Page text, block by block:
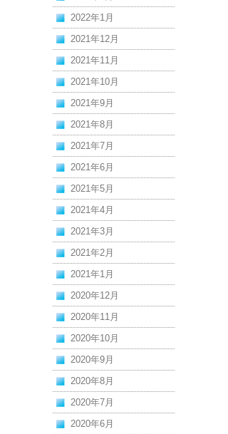
2022年1月
2021年12月
2021年11月
2021年10月
2021年9月
2021年8月
2021年7月
2021年6月
2021年5月
2021年4月
2021年3月
2021年2月
2021年1月
2020年12月
2020年11月
2020年10月
2020年9月
2020年8月
2020年7月
2020年6月